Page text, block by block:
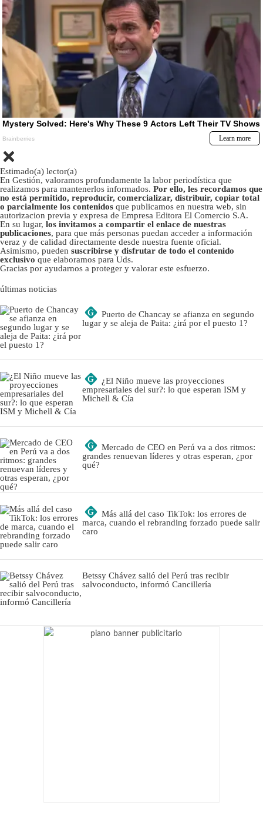
Estimado(a) lector(a)
En Gestión, valoramos profundamente la labor periodística que
realizamos para mantenerlos informados. Por ello, les recordamos que
no está permitido, reproducir, comercializar, distribuir, copiar total
o parcialmente los contenidos que publicamos en nuestra web, sin
autorizacion previa y expresa de Empresa Editora El Comercio S.A.
En su lugar, los invitamos a compartir el enlace de nuestras
publicaciones, para que más personas puedan acceder a información
veraz y de calidad directamente desde nuestra fuente oficial.
Asimismo, pueden suscribirse y disfrutar de todo el contenido
exclusivo que elaboramos para Uds.
Gracias por ayudarnos a proteger y valorar este esfuerzo.
últimas noticias
G
Puerto de Chancay se afianza en segundo
lugar y se aleja de Paita: ¿irá por el puesto 1?
G
¿El Niño mueve las proyecciones
empresariales del sur?: lo que esperan ISM y
Michell & Cía
G
Mercado de CEO en Perú va a dos ritmos:
grandes renuevan líderes y otras esperan, ¿por
qué?
G
Más allá del caso TikTok: los errores de
marca, cuando el rebranding forzado puede salir
caro
Betssy Chávez salió del Perú tras recibir
salvoconducto, informó Cancillería